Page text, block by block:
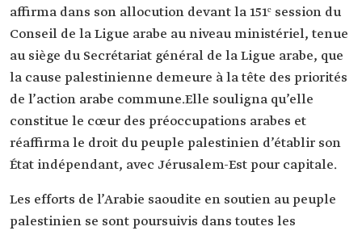
affirma dans son allocution devant la 151ᵉ session du
Conseil de la Ligue arabe au niveau ministériel, tenue
au siège du Secrétariat général de la Ligue arabe, que
la cause palestinienne demeure à la tête des priorités
de l’action arabe commune.Elle souligna qu’elle
constitue le cœur des préoccupations arabes et
réaffirma le droit du peuple palestinien d’établir son
État indépendant, avec Jérusalem-Est pour capitale.
Les efforts de l’Arabie saoudite en soutien au peuple
palestinien se sont poursuivis dans toutes les